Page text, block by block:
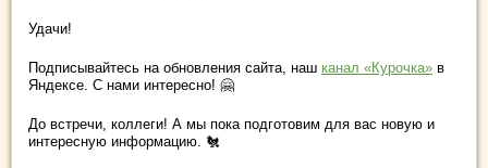
Удачи!
Подписывайтесь на обновления сайта, наш канал «Курочка» в
Яндексе. С нами интересно! 🤗
До встречи, коллеги! А мы пока подготовим для вас новую и
интересную информацию. 🐔